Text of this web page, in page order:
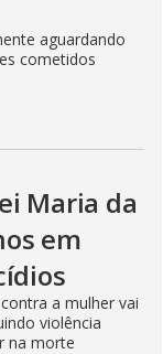
aguardando
cometidos
Maria da
em
a mulher vai
violência
na morte